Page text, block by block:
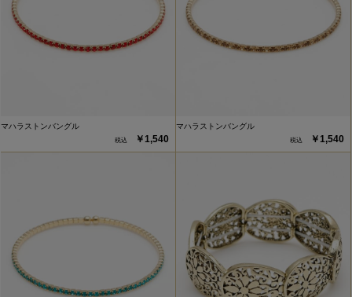
マハラストンバングル
￥1,540
マハラストンバングル
￥1,540